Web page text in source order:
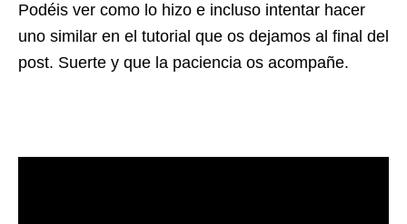
Podéis ver como lo hizo e incluso intentar hacer
uno similar en el tutorial que os dejamos al final del
post. Suerte y que la paciencia os acompañe.